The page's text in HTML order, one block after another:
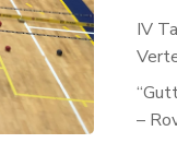
IV
–